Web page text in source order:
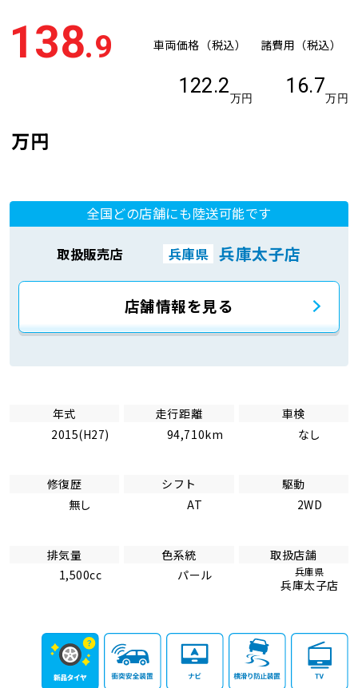
138.9
万円
車両価格（税込）
122.2
万円
諸費用（税込）
16.7
万円
全国どの店舗にも陸送可能です
取扱販売店 兵庫県 兵庫太子店
店舗情報を見る
年式
2015(H27)
走行距離
94,710km
車検
なし
修復歴
無し
シフト
AT
駆動
2WD
排気量
1,500cc
色系統
パール
取扱店舗
兵庫県
兵庫太子店